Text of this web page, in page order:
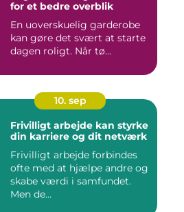
for et bedre overblik
En uoverskuelig garderobe
kan gøre det svært at starte
dagen roligt. Når tø...
10. sep
Frivilligt arbejde kan styrke
din karriere og dit netværk
Frivilligt arbejde forbindes
ofte med at hjælpe andre og
skabe værdi i samfundet.
Men de...